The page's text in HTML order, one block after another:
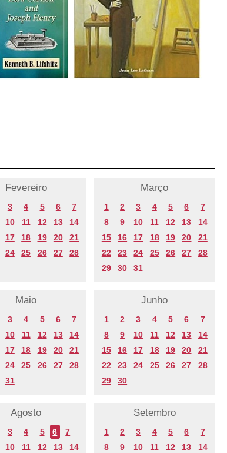
Fevereiro
3 4 5 6
7
10 11 12 13
14
17 18 19 20
21
24 25 26 27
28
Março
1 2 3 4 5 6
7
8
9 10 11 12 13
14
15
16 17 18 19 20
21
22
23 24 25 26 27
28
29
30 31
Maio
3 4 5 6
7
10 11 12 13
14
17 18 19 20
21
24 25 26 27
28
31
Junho
1 2 3 4 5 6
7
8
9 10 11 12 13
14
15
16 17 18 19 20
21
22
23 24 25 26 27
28
29
30
Agosto
3 4 5 6
7
10 11 12 13
14
Setembro
1 2 3 4 5 6
7
8
9 10 11 12 13
14